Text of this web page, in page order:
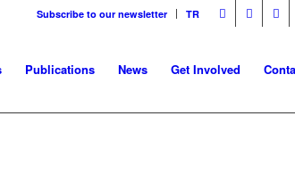
Subscribe to our newsletter TR
Publications News Get Involved